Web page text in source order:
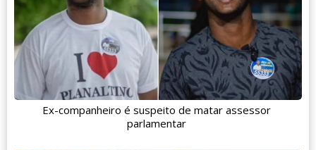
Ex-companheiro é suspeito de matar assessor
parlamentar